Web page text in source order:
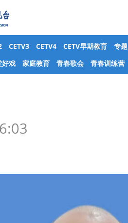
CETV3 CETV4 CETV早期教育
专题
好戏 家庭教育 青春歌会 青春训练营